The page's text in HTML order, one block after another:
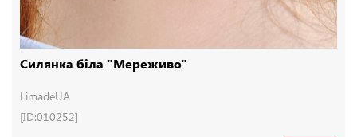
Силянка біла "Мереживо"
LimadeUA
[ID:010252]